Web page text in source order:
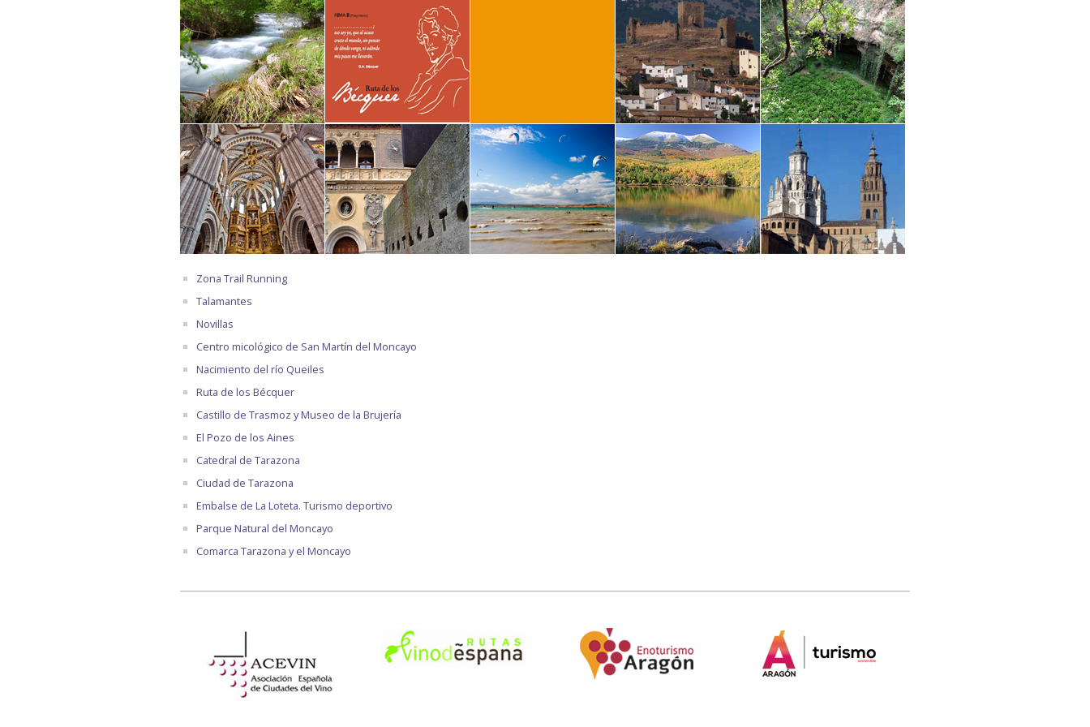
Zona Trail Running
Talamantes
Novillas
Centro micológico de San Martín del Moncayo
Nacimiento del río Queiles
Ruta de los Bécquer
Castillo de Trasmoz y Museo de la Brujería
El Pozo de los Aines
Catedral de Tarazona
Ciudad de Tarazona
Embalse de La Loteta. Turismo deportivo
Parque Natural del Moncayo
Comarca Tarazona y el Moncayo